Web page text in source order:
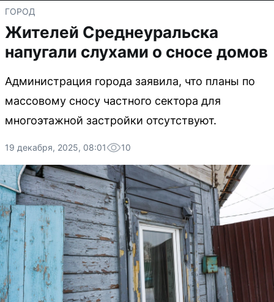
ГОРОД
Жителей Среднеуральска
напугали слухами о сносе домов
Администрация города заявила, что планы по
массовому сносу частного сектора для
многоэтажной застройки отсутствуют.
19 декабря, 2025, 08:01 10